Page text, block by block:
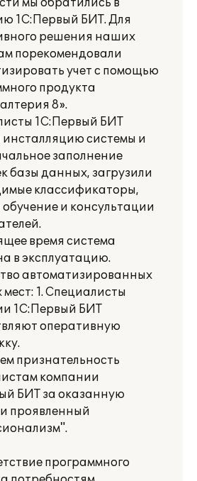
мы обратились в
1С:Первый БИТ. Для
решения наших
порекомендовали
учет с помощью
продукта
8».
1С:Первый БИТ
инсталляцию системы и
заполнение
базы данных, загрузили
классификаторы,
обучение и консультации
время система
в эксплуатацию.
автоматизированных
1. Специалисты
1С:Первый БИТ
оперативную
признательность
компании
БИТ за оказанную
проявленный
программного